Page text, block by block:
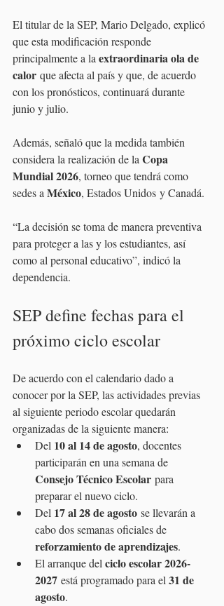
El titular de la SEP, Mario Delgado, explicó
que esta modificación responde
principalmente a la extraordinaria ola de
calor que afecta al país y que, de acuerdo
con los pronósticos, continuará durante
junio y julio.
Además, señaló que la medida también
considera la realización de la Copa
Mundial 2026, torneo que tendrá como
sedes a México, Estados Unidos y Canadá.
“La decisión se toma de manera preventiva
para proteger a las y los estudiantes, así
como al personal educativo”, indicó la
dependencia.
SEP define fechas para el
próximo ciclo escolar
De acuerdo con el calendario dado a
conocer por la SEP, las actividades previas
al siguiente periodo escolar quedarán
organizadas de la siguiente manera:
Del 10 al 14 de agosto, docentes
participarán en una semana de
Consejo Técnico Escolar para
preparar el nuevo ciclo.
Del 17 al 28 de agosto se llevarán a
cabo dos semanas oficiales de
reforzamiento de aprendizajes.
El arranque del ciclo escolar 2026-
2027 está programado para el 31 de
agosto.